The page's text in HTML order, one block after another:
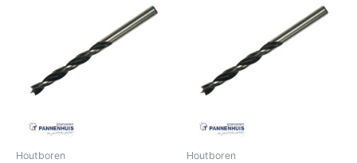
Houtboren Houtboren